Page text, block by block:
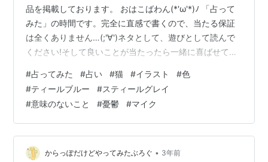
品を掲載しております。 おはこばわん(*'ω'*)ﾉ 「占って
みた」の時間です。完全に直感で書くので、当たる保証
は全くありません…(;'∀')ネタとして、遊びとして読んで
ください!そして良いことが当たったら一緒に喜ばせてく
日の運勢にするもよし夜 🌛読んで明日の運勢にするもよ
し来週、来月の…なんてのもありでご自由にして頂けれ
ばと考えています。 それではやってみよう('ω')ﾉ 次の２
色のうち、どちらかを選んでください。結果は下～～ ～
～ 結果 ～～ ティールブルーを選んだ方… たまには意味
のな…
#占ってみた #占い #猫 #イラスト #色
#ティールブルー #スティールグレイ
#意味のないこと #憂鬱 #マイク
からっぽだけどやってみたぶろぐ • 3年前